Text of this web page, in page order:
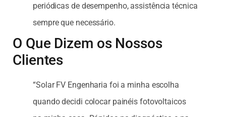
periódicas de desempenho, assistência técnica
sempre que necessário.
O Que Dizem os Nossos
Clientes
“Solar FV Engenharia foi a minha escolha
quando decidi colocar painéis fotovoltaicos